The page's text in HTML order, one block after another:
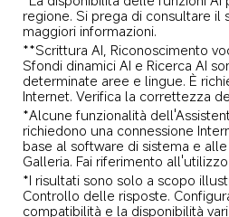
regione. Si prega di consultare
maggiori informazioni.
**Scrittura AI, Riconoscimento
Sfondi dinamici AI e Ricerca AI
determinate aree e lingue. È
Internet. Verifica la correttezza
*Alcune funzionalità
richiedono una connessione
base al software di sistema e
Galleria. Fai riferimento
*I risultati sono solo a scopo
Controllo delle risposte.
compatibilità e la disponibilità